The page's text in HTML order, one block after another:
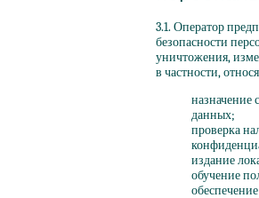
3.1. Оператор
безопасности
уничтожения,
в частности,
назначение
данных;
проверка
издание
обучение